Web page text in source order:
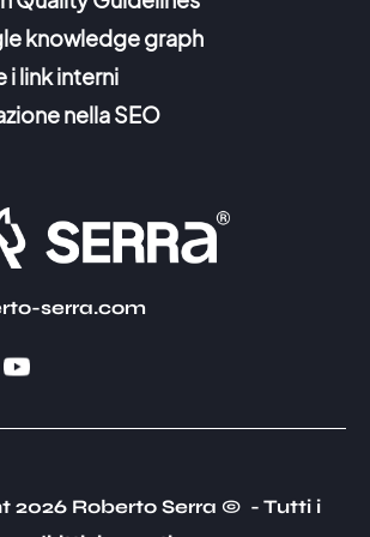
knowledge graph
link interni
nella SEO
serra.com
2026 Roberto Serra © - Tutti i